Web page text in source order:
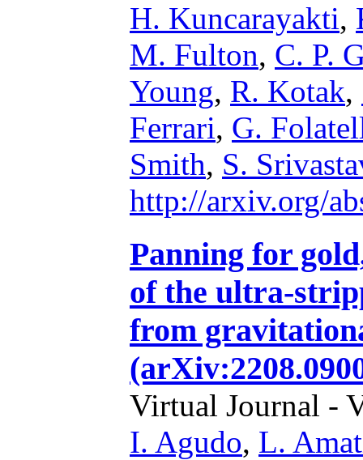
H. Kuncarayakti,
M. Fulton, C. P.
Young, R. Kotak,
Ferrari, G.
Smith, S.
http://arxiv.org/
Panning for
of the ultra-
from
Virtual Journal -
I. Agudo, L.